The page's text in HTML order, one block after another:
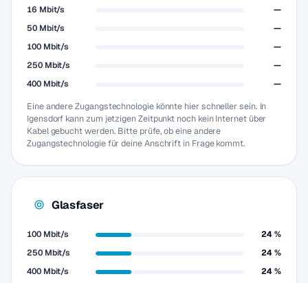
16 Mbit/s
—
50 Mbit/s
—
100 Mbit/s
—
250 Mbit/s
—
400 Mbit/s
—
Eine andere Zugangstechnologie könnte hier schneller sein. In
Igensdorf kann zum jetzigen Zeitpunkt noch kein Internet über
Kabel gebucht werden. Bitte prüfe, ob eine andere
Zugangstechnologie für deine Anschrift in Frage kommt.
Glasfaser
100 Mbit/s
24 %
250 Mbit/s
24 %
400 Mbit/s
24 %